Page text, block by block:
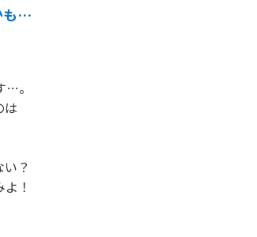
も…
…。
は
？
！